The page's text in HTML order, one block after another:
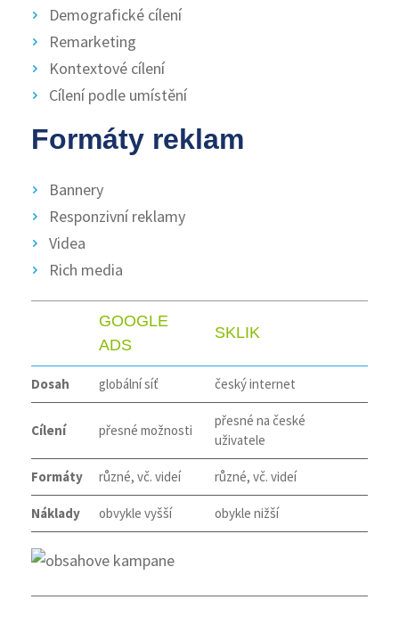
Demografické cílení
Remarketing
Kontextové cílení
Cílení podle umístění
Formáty reklam
Bannery
Responzivní reklamy
Videa
Rich media
GOOGLE
ADS
SKLIK
Dosah globální síť český internet
Cílení přesné možnosti
přesné na české
uživatele
Formáty různé, vč. videí různé, vč. videí
Náklady obvykle vyšší obykle nižší